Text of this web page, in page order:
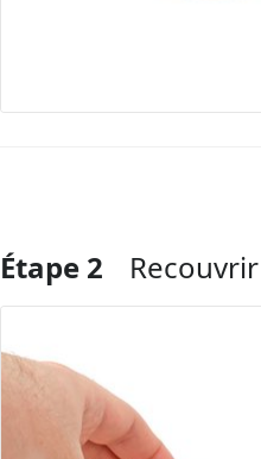
Ajouter un
Étape 2